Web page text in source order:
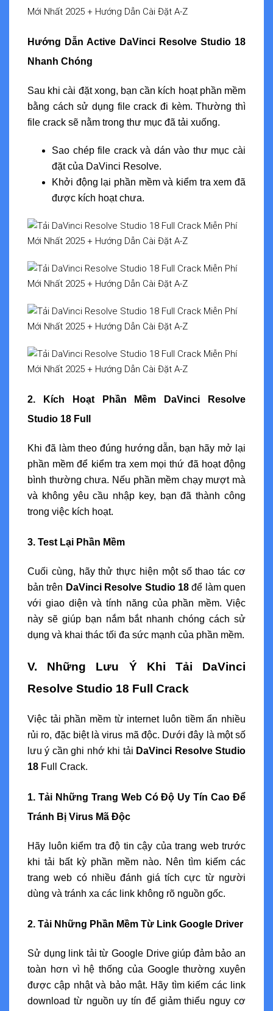
Hướng Dẫn Active DaVinci Resolve Studio 18
Nhanh Chóng
Sau khi cài đặt xong, bạn cần kích hoạt phần mềm
bằng cách sử dụng file crack đi kèm. Thường thì
file crack sẽ nằm trong thư mục đã tải xuống.
Sao chép file crack và dán vào thư mục cài
đặt của DaVinci Resolve.
Khởi động lại phần mềm và kiểm tra xem đã
được kích hoạt chưa.
2. Kích Hoạt Phần Mềm DaVinci Resolve
Studio 18 Full
Khi đã làm theo đúng hướng dẫn, bạn hãy mở lại
phần mềm để kiểm tra xem mọi thứ đã hoạt động
bình thường chưa. Nếu phần mềm chạy mượt mà
và không yêu cầu nhập key, bạn đã thành công
trong việc kích hoạt.
3. Test Lại Phần Mềm
Cuối cùng, hãy thử thực hiện một số thao tác cơ
bản trên DaVinci Resolve Studio 18để làm quen
với giao diện và tính năng của phần mềm. Việc
này sẽ giúp bạn nắm bắt nhanh chóng cách sử
dụng và khai thác tối đa sức mạnh của phần mềm.
V. Những Lưu Ý Khi Tải DaVinci
Resolve Studio 18 Full Crack
Việc tải phần mềm từ internet luôn tiềm ẩn nhiều
rủi ro, đặc biệt là virus mã độc. Dưới đây là một số
lưu ý cần ghi nhớ khi tải DaVinci Resolve Studio
18 Full Crack.
1. Tải Những Trang Web Có Độ Uy Tín Cao Để
Tránh Bị Virus Mã Độc
Hãy luôn kiểm tra độ tin cậy của trang web trước
khi tải bất kỳ phần mềm nào. Nên tìm kiếm các
trang web có nhiều đánh giá tích cực từ người
dùng và tránh xa các link không rõ nguồn gốc.
2. Tải Những Phần Mềm Từ Link Google Driver
Sử dụng link tải từ Google Drive giúp đảm bảo an
toàn hơn vì hệ thống của Google thường xuyên
được cập nhật và bảo mật. Hãy tìm kiếm các link
download từ nguồn uy tín để giảm thiểu nguy cơ